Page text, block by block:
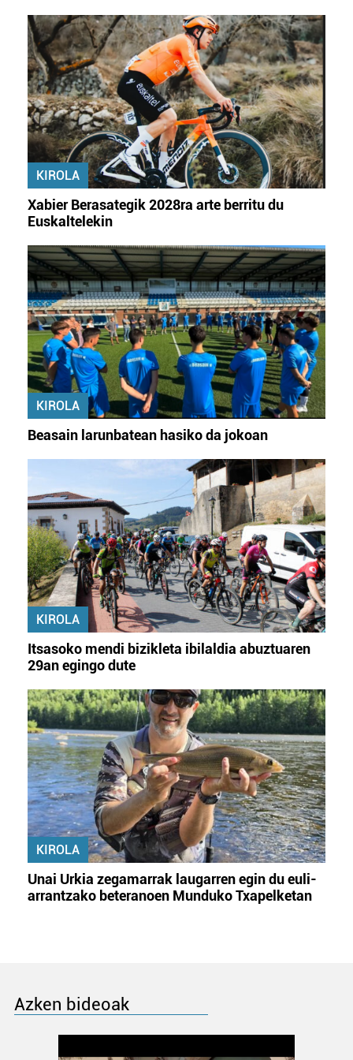
KIROLA
Xabier Berasategik 2028ra arte berritu du
Euskaltelekin
KIROLA
Beasain larunbatean hasiko da jokoan
KIROLA
Itsasoko mendi bizikleta ibilaldia abuztuaren
29an egingo dute
KIROLA
Unai Urkia zegamarrak laugarren egin du euli-
arrantzako beteranoen Munduko Txapelketan
Azken bideoak